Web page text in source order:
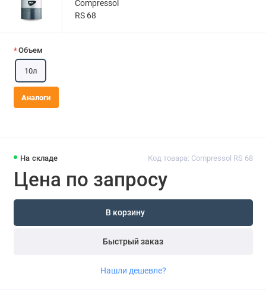
На складе Код товара: Compressol RS 68
Цена по запросу
В корзину
Быстрый заказ
Нашли дешевле?
Объем
10л
Аналоги